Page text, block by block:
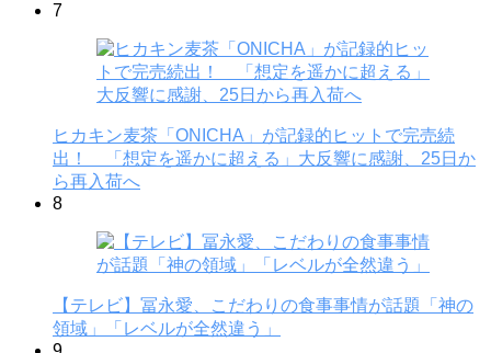
7
ヒカキン麦茶「ONICHA」が記録的ヒットで完売続
出！ 「想定を遥かに超える」大反響に感謝、25日か
ら再入荷へ
8
【テレビ】冨永愛、こだわりの食事事情が話題「神の
領域」「レベルが全然違う」